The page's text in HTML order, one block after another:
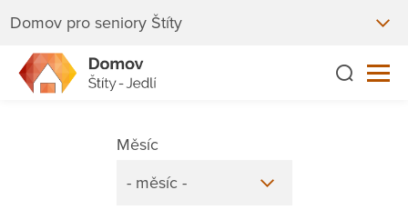
Domov pro seniory Štíty
Měsíc
- měsíc -